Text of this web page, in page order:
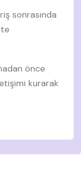
sonrasında
önce
kurarak